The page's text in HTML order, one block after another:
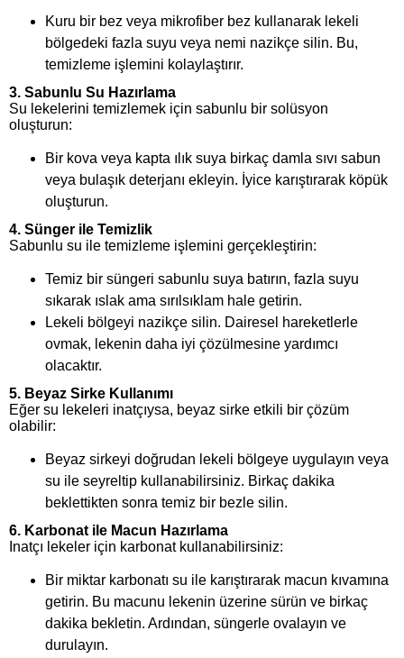
Kuru bir bez veya mikrofiber bez kullanarak lekeli
bölgedeki fazla suyu veya nemi nazikçe silin. Bu,
temizleme işlemini kolaylaştırır.
3. Sabunlu Su Hazırlama
Su lekelerini temizlemek için sabunlu bir solüsyon
oluşturun:
Bir kova veya kapta ılık suya birkaç damla sıvı sabun
veya bulaşık deterjanı ekleyin. İyice karıştırarak köpük
oluşturun.
4. Sünger ile Temizlik
Sabunlu su ile temizleme işlemini gerçekleştirin:
Temiz bir süngeri sabunlu suya batırın, fazla suyu
sıkarak ıslak ama sırılsıklam hale getirin.
Lekeli bölgeyi nazikçe silin. Dairesel hareketlerle
ovmak, lekenin daha iyi çözülmesine yardımcı
olacaktır.
5. Beyaz Sirke Kullanımı
Eğer su lekeleri inatçıysa, beyaz sirke etkili bir çözüm
olabilir:
Beyaz sirkeyi doğrudan lekeli bölgeye uygulayın veya
su ile seyreltip kullanabilirsiniz. Birkaç dakika
beklettikten sonra temiz bir bezle silin.
6. Karbonat ile Macun Hazırlama
Inatçı lekeler için karbonat kullanabilirsiniz:
Bir miktar karbonatı su ile karıştırarak macun kıvamına
getirin. Bu macunu lekenin üzerine sürün ve birkaç
dakika bekletin. Ardından, süngerle ovalayın ve
durulayın.